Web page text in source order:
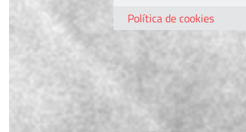
Política de cookies